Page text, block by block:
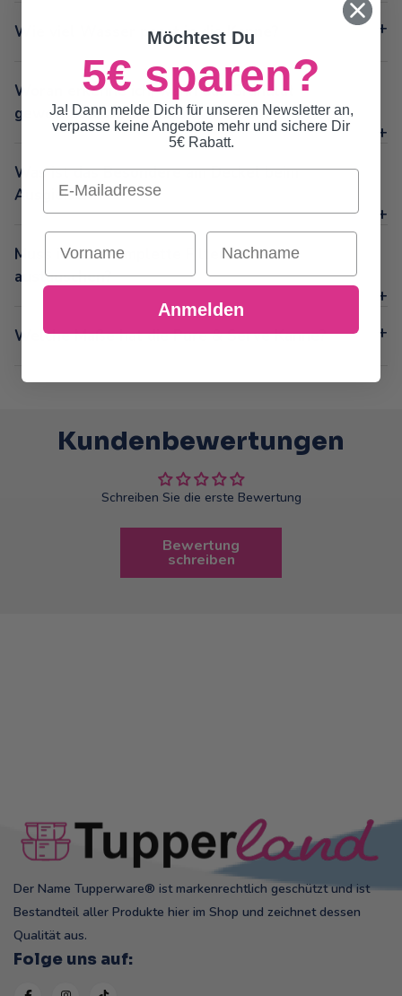
Wie viel Wasser passt in die Kanne?
Woran erkenne ich, wann das Granulat
gewechselt werden soll?
Was ist das Besondere am Deckel beim
Ausgießen?
Muss ich die komplette Filterkartusche
austauschen?
Welche Maße hat die Pure & Serve Kanne?
Kundenbewertungen
Schreiben Sie die erste Bewertung
Bewertung
schreiben
Der Name Tupperware® ist markenrechtlich geschützt und ist
Bestandteil aller Produkte hier im Shop und zeichnet dessen
Qualität aus.
Folge uns auf:
Möchtest Du
5€ sparen?
Ja! Dann melde Dich für unseren Newsletter an,
verpasse keine Angebote mehr und sichere Dir
5€ Rabatt.
Email
Vorname Nachname
Anmelden